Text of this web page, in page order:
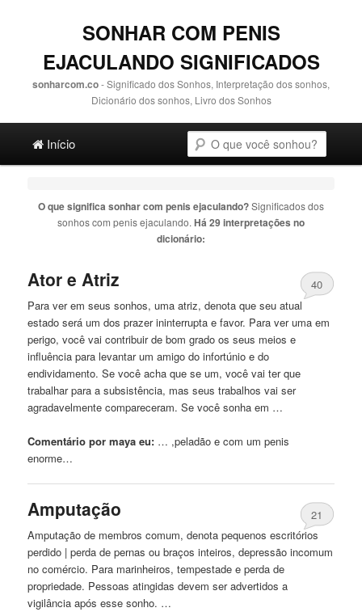
SONHAR COM PENIS
EJACULANDO SIGNIFICADOS
sonharcom.co- Significado dos Sonhos, Interpretação dos sonhos,
Dicionário dos sonhos, Livro dos Sonhos
Ir para o conteúdo principal
Ir para o conteúdo secundário
Início
O que significa sonhar com penis ejaculando?Significados dos
sonhos com penis ejaculando. Há 29 interpretações no
dicionário:
Ator e Atriz
40
Para ver em seus sonhos, uma atriz, denota que seu atual
estado será um dos prazer ininterrupta e favor. Para ver uma em
perigo, você vai contribuir de bom grado os seus meios e
influência para levantar um amigo do infortúnio e do
endividamento. Se você acha que se um, você vai ter que
trabalhar para a subsistência, mas seus trabalhos vai ser
agradavelmente compareceram. Se você sonha em …
Comentário por maya eu: … ,peladão e com umpenis
enorme…
Amputação
21
Amputação de membros comum, denota pequenos escritórios
perdido | perda de pernas ou braços inteiros, depressão incomum
no comércio. Para marinheiros, tempestade e perda de
propriedade. Pessoas atingidas devem ser advertidos a
vigilância após esse sonho. …